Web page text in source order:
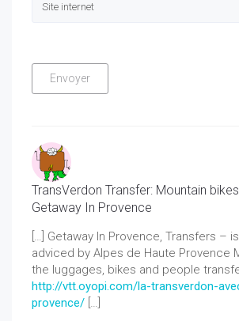
TransVerdon Transfer: Mountain
Getaway In Provence
[…] Getaway In Provence, Transfers – is
adviced by Alpes de Haute Provence
the luggages, bikes and people
http://vtt.oyopi.com/la-transverdon-
provence/ […]